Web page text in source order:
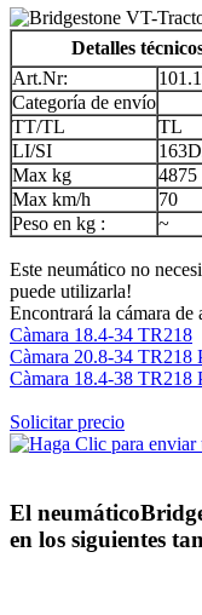
Detalles
Art.Nr:
Categoría de envío
TT/TL
TL
LI/SI
Max kg
4875
Max km/h
70
Peso en kg :
~
Este neumático no
puede utilizarla!
Encontrará la cámara de
Càmara 18.4-34 TR218
Càmara 20.8-34 TR218
Càmara 18.4-38 TR218
Solicitar precio
El neumático
en los siguientes